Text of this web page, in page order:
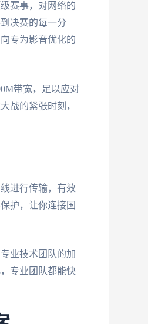
赛事，对网络的
决赛的每一分
专为影音优化的
带宽，足以应对
战的紧张时刻，
进行传输，有效
护，让你连接国
业技术团队的加
专业团队都能快